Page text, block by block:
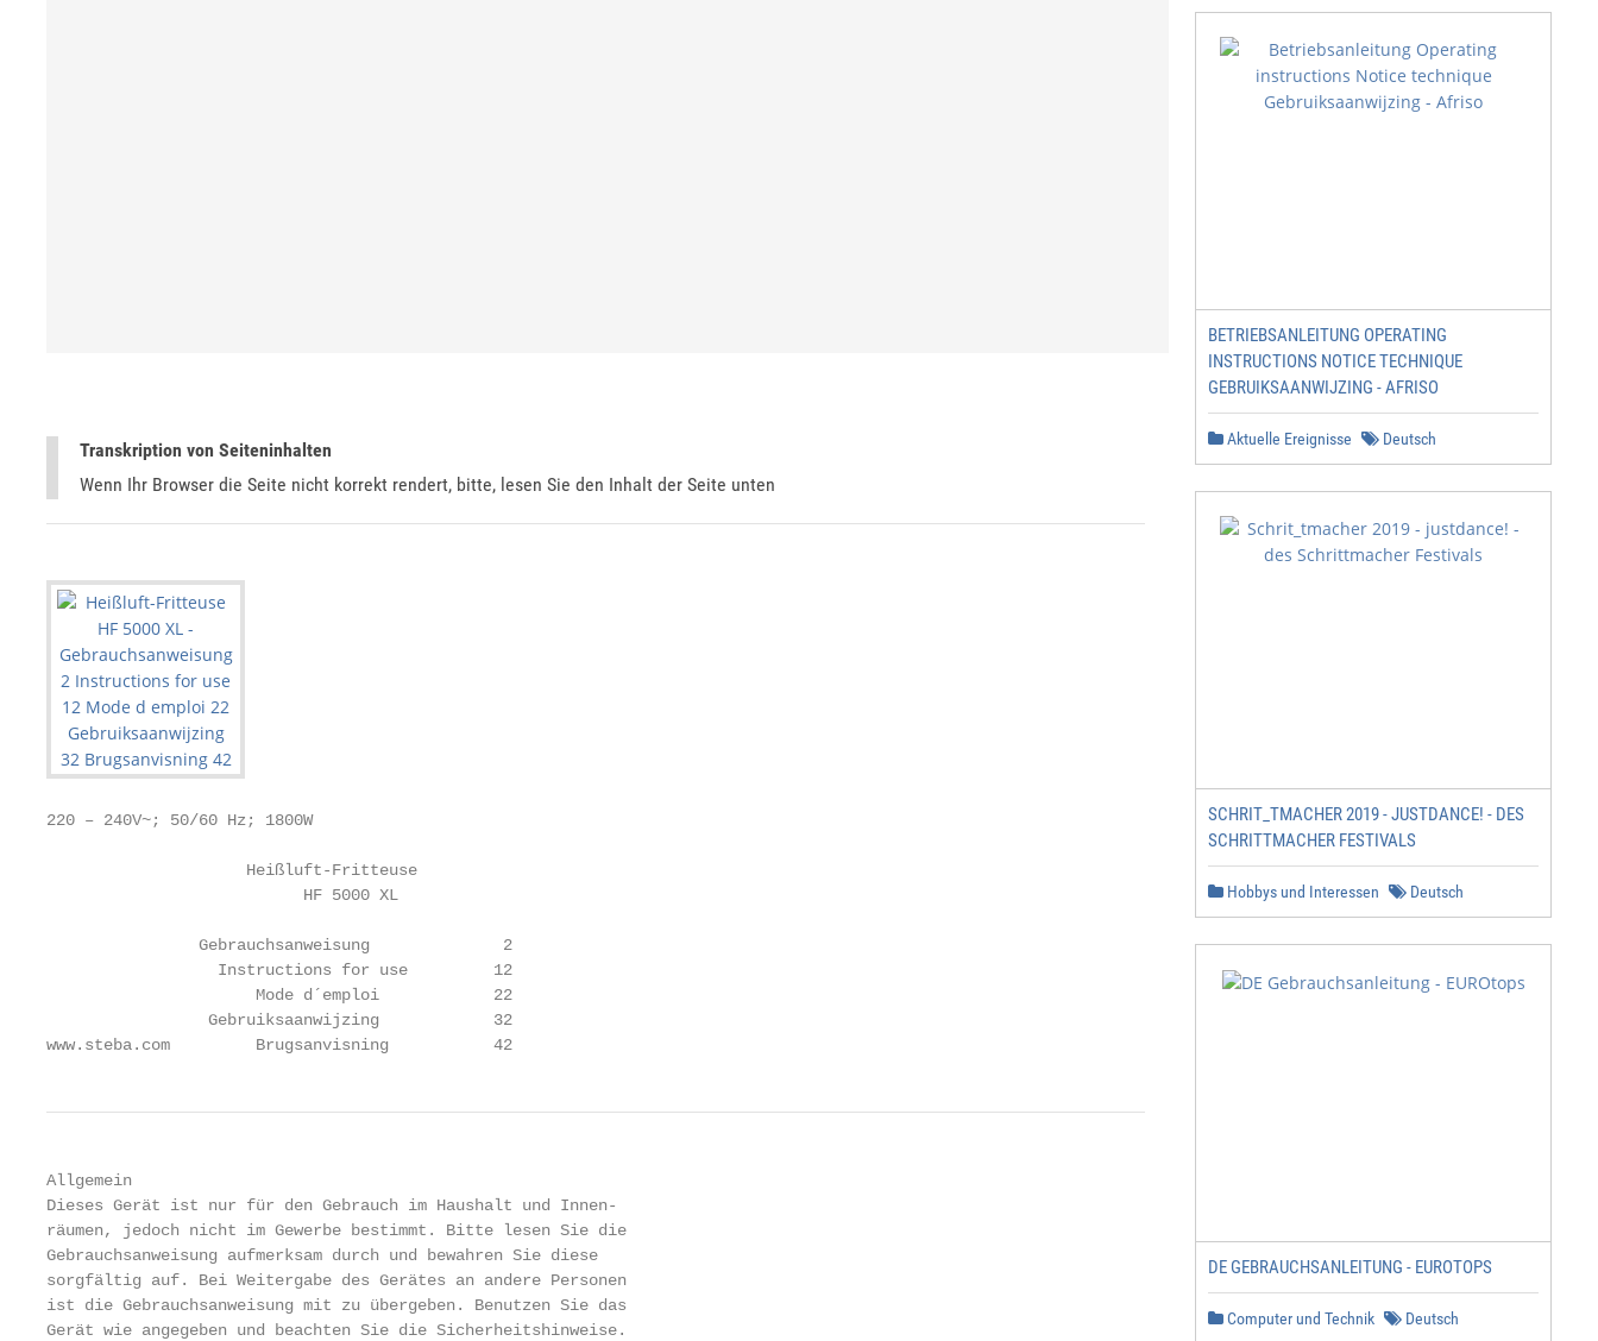
Transkription von Seiteninhalten
Wenn Ihr Browser die Seite nicht korrekt rendert, bitte, lesen Sie den Inhalt der Seite unten
220 – 240V~; 50/60 Hz; 1800W
                     Heißluft-Fritteuse
                           HF 5000 XL
                Gebrauchsanweisung              2
                  Instructions for use         12
                      Mode d´emploi            22
                 Gebruiksaanwijzing            32
www.steba.com         Brugsanvisning           42
Allgemein
Dieses Gerät ist nur für den Gebrauch im Haushalt und Innen-
räumen, jedoch nicht im Gewerbe bestimmt. Bitte lesen Sie die
Gebrauchsanweisung aufmerksam durch und bewahren Sie diese
sorgfältig auf. Bei Weitergabe des Gerätes an andere Personen
ist die Gebrauchsanweisung mit zu übergeben. Benutzen Sie das
Gerät wie angegeben und beachten Sie die Sicherheitshinweise.
BETRIEBSANLEITUNG OPERATING
INSTRUCTIONS NOTICE TECHNIQUE
GEBRUIKSAANWIJZING - AFRISO
Aktuelle Ereignisse Deutsch
SCHRIT_TMACHER 2019 - JUSTDANCE! - DES
SCHRITTMACHER FESTIVALS
Hobbys und Interessen Deutsch
DE GEBRAUCHSANLEITUNG - EUROTOPS
Computer und Technik Deutsch